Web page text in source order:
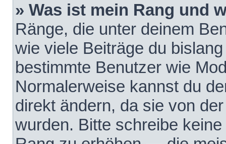
» Was ist mein Rang und
Ränge, die unter deinem
wie viele Beiträge du
bestimmte Benutzer wie
Normalerweise kannst du
direkt ändern, da sie von
wurden. Bitte schreibe